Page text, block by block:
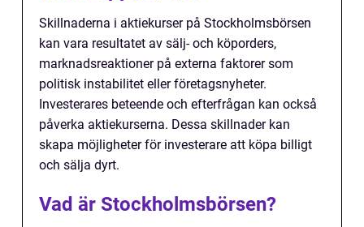
Skillnaderna i aktiekurser på Stockholmsbörsen
kan vara resultatet av sälj- och köporders,
marknadsreaktioner på externa faktorer som
politisk instabilitet eller företagsnyheter.
Investerares beteende och efterfrågan kan också
påverka aktiekurserna. Dessa skillnader kan
skapa möjligheter för investerare att köpa billigt
och sälja dyrt.
Vad är Stockholmsbörsen?